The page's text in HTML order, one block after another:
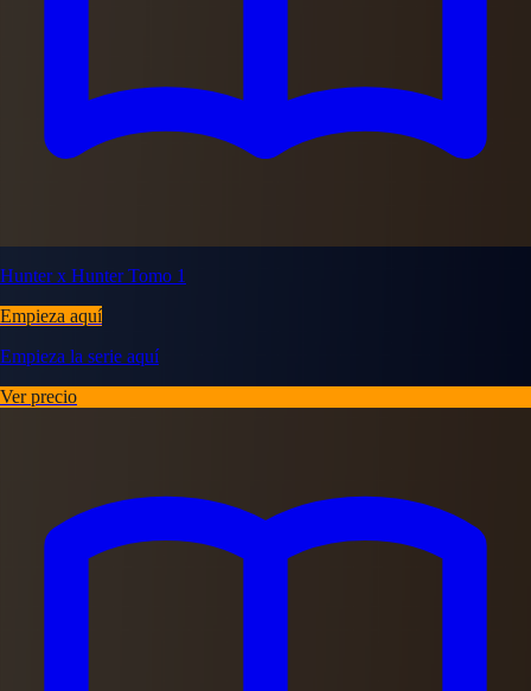
Hunter x Hunter Tomo 1
Empieza aquí
Empieza la serie aquí
Ver precio